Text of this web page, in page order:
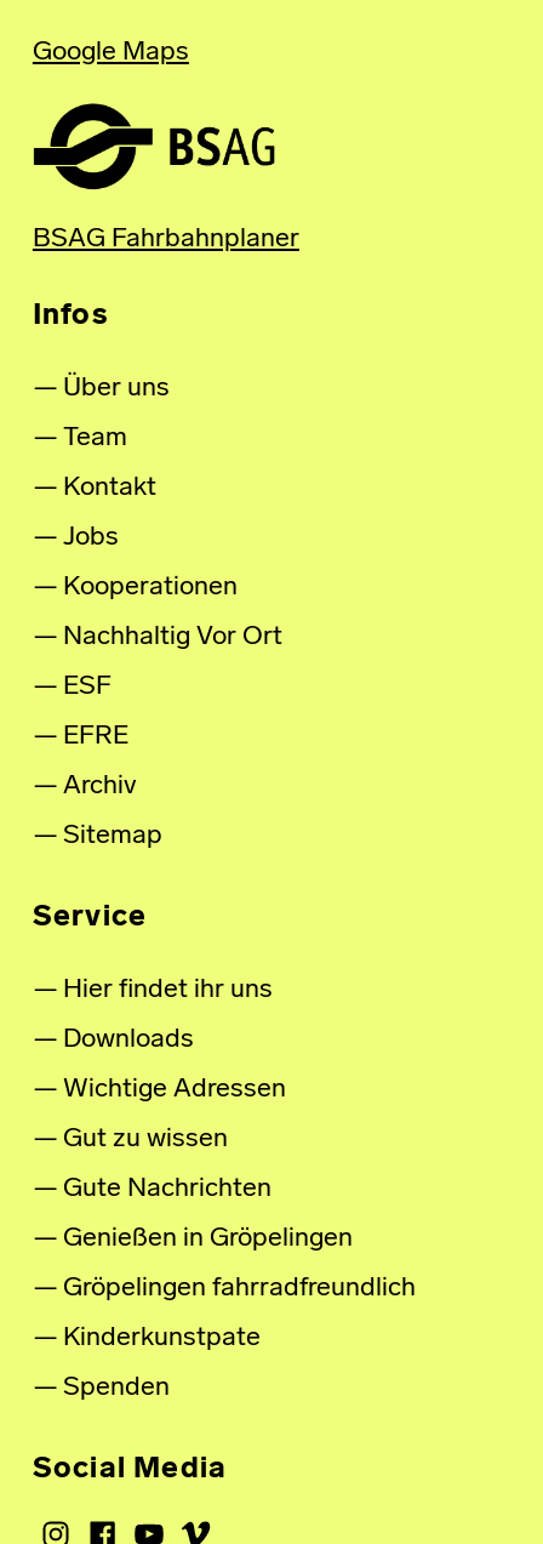
Google Maps
BSAG Fahrbahnplaner
Infos
Über uns
Team
Kontakt
Jobs
Kooperationen
Nachhaltig Vor Ort
ESF
EFRE
Archiv
Sitemap
Service
Hier findet ihr uns
Downloads
Wichtige Adressen
Gut zu wissen
Gute Nachrichten
Genießen in Gröpelingen
Gröpelingen fahrradfreundlich
Kinderkunstpate
Spenden
Social Media
Instagram
Facebook
Youtube
Vimeo